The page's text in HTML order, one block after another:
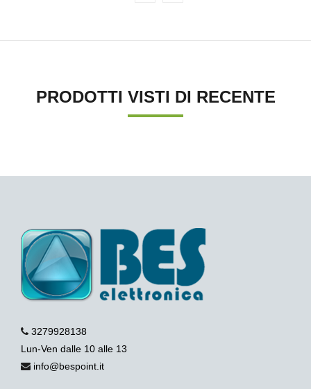
PRODOTTI VISTI DI RECENTE
3279928138
Lun-Ven dalle 10 alle 13
info@bespoint.it